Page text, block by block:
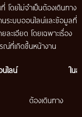
โดยไม่จำเป็นต้องเดินทาง
ระบบออนไลน์และข้อมูลที่
ะเอียด โดยเฉพาะเรื่อง
ณ์ที่เกิดขึ้นหน้างาน
ไลน์ ใน
ต้องเดินทาง